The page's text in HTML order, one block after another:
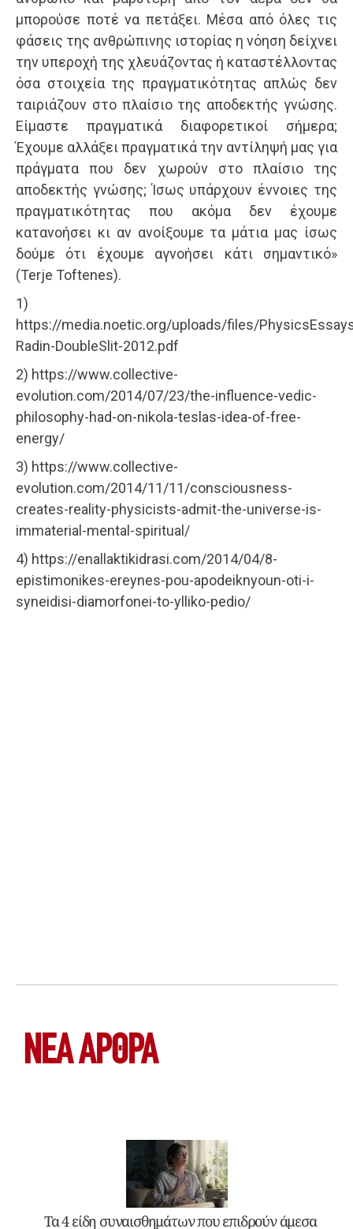
μπορούσε ποτέ να πετάξει. Μέσα από όλες τις
φάσεις της ανθρώπινης ιστορίας η νόηση δείχνει
την υπεροχή της χλευάζοντας ή καταστέλλοντας
όσα στοιχεία της πραγματικότητας απλώς δεν
ταιριάζουν στο πλαίσιο της αποδεκτής γνώσης.
Είμαστε πραγματικά διαφορετικοί σήμερα;
Έχουμε αλλάξει πραγματικά την αντίληψή μας για
πράγματα που δεν χωρούν στο πλαίσιο της
αποδεκτής γνώσης; Ίσως υπάρχουν έννοιες της
πραγματικότητας που ακόμα δεν έχουμε
κατανοήσει κι αν ανοίξουμε τα μάτια μας ίσως
δούμε ότι έχουμε αγνοήσει κάτι σημαντικό»
(Terje Toftenes).
1)
https://media.noetic.org/uploads/files/
Radin-DoubleSlit-2012.pdf
2) https://www.collective-
evolution.com/2014/07/23/the-influence-vedic-
philosophy-had-on-nikola-teslas-idea-of-free-
energy/
3) https://www.collective-
evolution.com/2014/11/11/consciousness-
creates-reality-physicists-admit-the-universe-is-
immaterial-mental-spiritual/
4) https://enallaktikidrasi.com/2014/04/8-
epistimonikes-ereynes-pou-apodeiknyoun-oti-i-
syneidisi-diamorfonei-to-ylliko-pedio/
ΝΕΑ ΆΡΘΡΑ
Τα 4 είδη συναισθημάτων που επιδρούν άμεσα